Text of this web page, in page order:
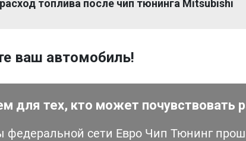
топлива после чип тюнинга Mitsubishi
ваш автомобиль!
для тех, кто может почувствовать
федеральной сети Евро Чип Тюнинг